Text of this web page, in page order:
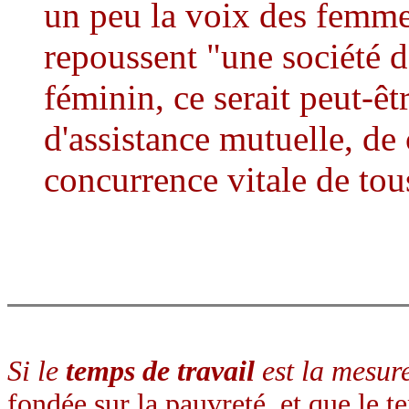
un peu la voix des
repoussent "une société
féminin, ce serait peut-
d'assistance mutuelle,
concurrence vitale de
Si le temps de travail est la